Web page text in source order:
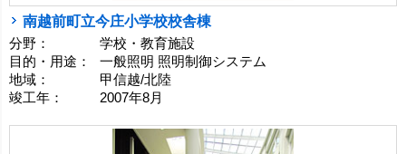
南越前町立今庄小学校校舎棟
分野：
学校・教育施設
目的・用途：
一般照明 照明制御システム
地域：
甲信越/北陸
竣工年：
2007年8月